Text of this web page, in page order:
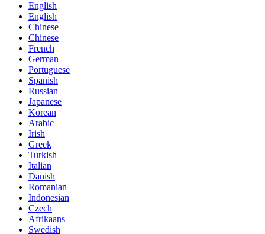
English
English
Chinese
Chinese
French
German
Portuguese
Spanish
Russian
Japanese
Korean
Arabic
Irish
Greek
Turkish
Italian
Danish
Romanian
Indonesian
Czech
Afrikaans
Swedish